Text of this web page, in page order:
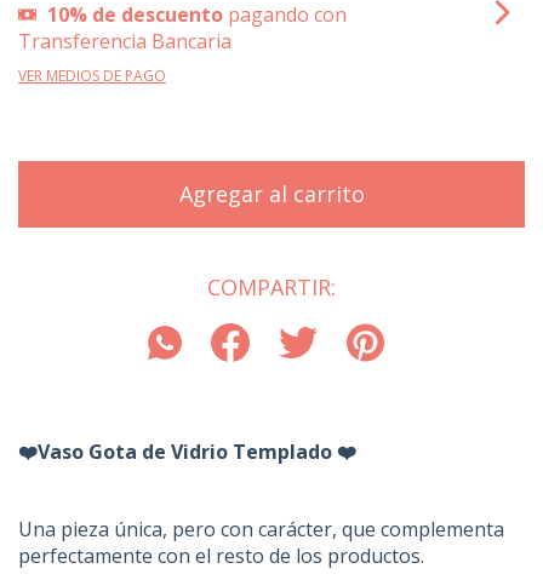
10% de descuento pagando con
Transferencia Bancaria
VER MEDIOS DE PAGO
COMPARTIR:
❤️Vaso Gota de Vidrio Templado ❤️
Una pieza única, pero con carácter, que complementa
perfectamente con el resto de los productos.